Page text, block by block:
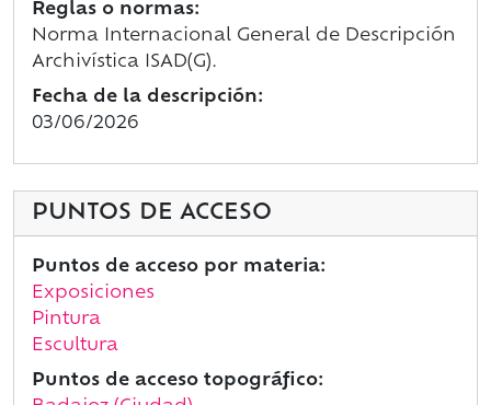
Reglas o normas:
Norma Internacional General de Descripción
Archivística ISAD(G).
Fecha de la descripción:
03/06/2026
PUNTOS DE ACCESO
Puntos de acceso por materia:
Exposiciones
Pintura
Escultura
Puntos de acceso topográfico: